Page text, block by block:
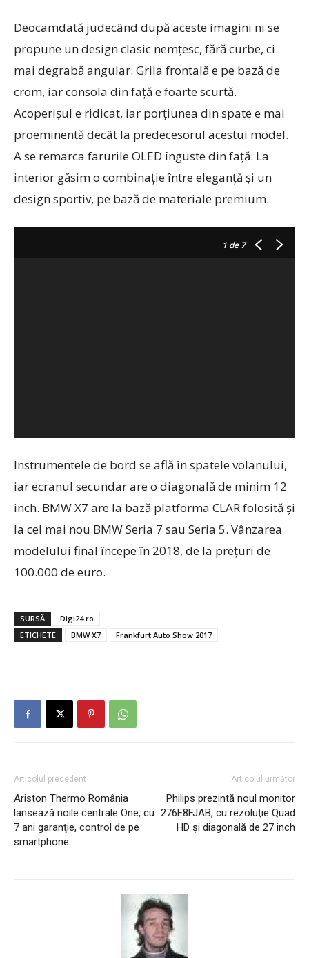
Deocamdată judecând după aceste imagini ni se
propune un design clasic nemţesc, fără curbe, ci
mai degrabă angular. Grila frontală e pe bază de
crom, iar consola din faţă e foarte scurtă.
Acoperişul e ridicat, iar porţiunea din spate e mai
proeminentă decât la predecesorul acestui model.
A se remarca farurile OLED înguste din faţă. La
interior găsim o combinaţie între eleganţă şi un
design sportiv, pe bază de materiale premium.
1 de 7
Instrumentele de bord se află în spatele volanului,
iar ecranul secundar are o diagonală de minim 12
inch. BMW X7 are la bază platforma CLAR folosită şi
la cel mai nou BMW Seria 7 sau Seria 5. Vânzarea
modelului final începe în 2018, de la preţuri de
100.000 de euro.
SURSĂ
Digi24.ro
ETICHETE
BMW X7 Frankfurt Auto Show 2017
Articolul precedent
Ariston Thermo România
lansează noile centrale One, cu
7 ani garanţie, control de pe
smartphone
Articolul următor
Philips prezintă noul monitor
276E8FJAB, cu rezoluţie Quad
HD şi diagonală de 27 inch